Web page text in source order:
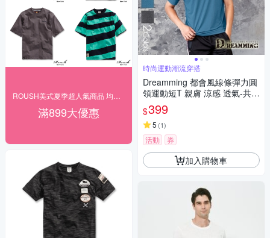
滿899大優惠
時尚運動潮流穿搭
Dreamming 都會風線條彈力圓
領運動短T 親膚 涼感 透氣-共二
色
$399
5 (1)
活動 券
加入購物車